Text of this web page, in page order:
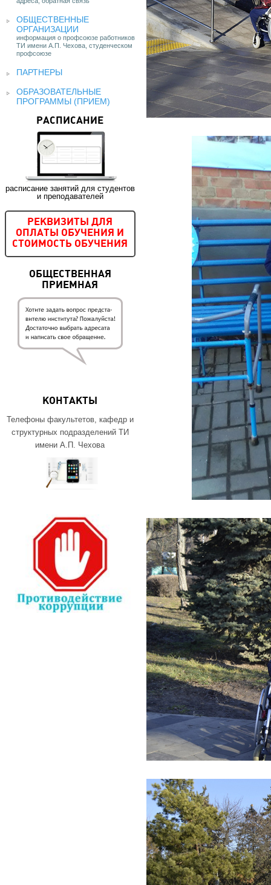
ОБЩЕСТВЕННЫЕ
ОРГАНИЗАЦИИ
информация о профсоюзе работников
ТИ имени А.П. Чехова, студенческом
профсоюзе
ПАРТНЕРЫ
ОБРАЗОВАТЕЛЬНЫЕ
ПРОГРАММЫ (ПРИЕМ)
РАСПИСАНИЕ
расписание занятий для студентов
и преподавателей
РЕКВИЗИТЫ ДЛЯ
ОПЛАТЫ ОБУЧЕНИЯ И
СТОИМОСТЬ ОБУЧЕНИЯ
ОБЩЕСТВЕННАЯ
ПРИЕМНАЯ
КОНТАКТЫ
Телефоны факультетов, кафедр и
структурных подразделений ТИ
имени А.П. Чехова